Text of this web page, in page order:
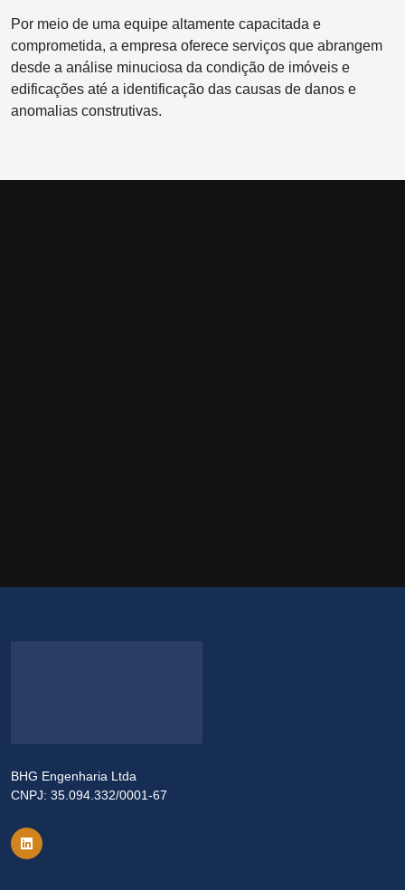
Por meio de uma equipe altamente capacitada e
comprometida, a empresa oferece serviços que abrangem
desde a análise minuciosa da condição de imóveis e
edificações até a identificação das causas de danos e
anomalias construtivas.
BHG Engenharia Ltda
CNPJ: 35.094.332/0001-67